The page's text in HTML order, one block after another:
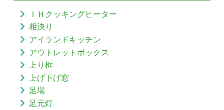
ＩＨクッキングヒーター
相決り
アイランドキッチン
アウトレットボックス
上り框
上げ下げ窓
足場
足元灯